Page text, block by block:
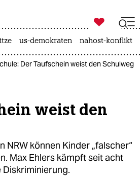
taz zahl ich
zahl ich

taz zahl ich
us-demokraten nahost-konflikt
Der Taufschein weist den Schulweg
weist den
NRW können Kinder „falscher“
Max Ehlers kämpft seit acht